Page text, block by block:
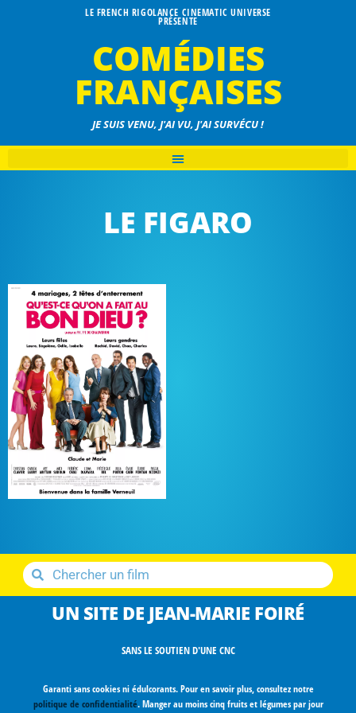
LE FRENCH RIGOLANCE CINEMATIC UNIVERSE
PRÉSENTE
COMÉDIES
FRANÇAISES
JE SUIS VENU, J'AI VU, J'AI SURVÉCU !
LE FIGARO
UN SITE DE JEAN-MARIE FOIRÉ
SANS LE SOUTIEN D'UNE CNC
Garanti sans cookies ni édulcorants. Pour en savoir plus, consultez notre
politique de confidentialité. Manger au moins cinq fruits et légumes par jour